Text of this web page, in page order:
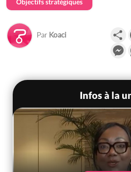
Par Koaci
Infos à la